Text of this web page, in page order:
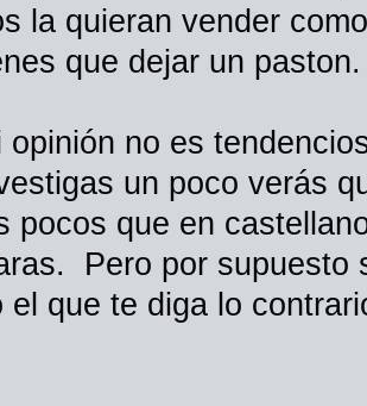
la quieran vender
que dejar un
opinión no es
un poco verás
pocos que en
Pero por supuesto
el que te diga lo